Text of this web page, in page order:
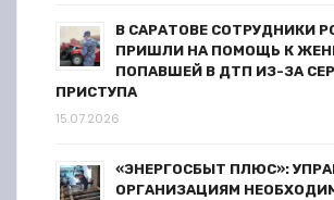
и
с
е
й
В САРАТОВЕ СОТРУДНИКИ
ПРИШЛИ НА ПОМОЩЬ К
ПОПАВШЕЙ В ДТП ИЗ-ЗА
ПРИСТУПА
15.07.2026
«ЭНЕРГОСБЫТ ПЛЮС»:
ОРГАНИЗАЦИЯМ